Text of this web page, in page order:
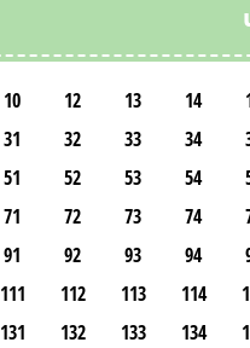
10 12 13 14
31 32 33 34
51 52 53 54
71 72 73 74
91 92 93 94
111 112 113 114
131 132 133 134